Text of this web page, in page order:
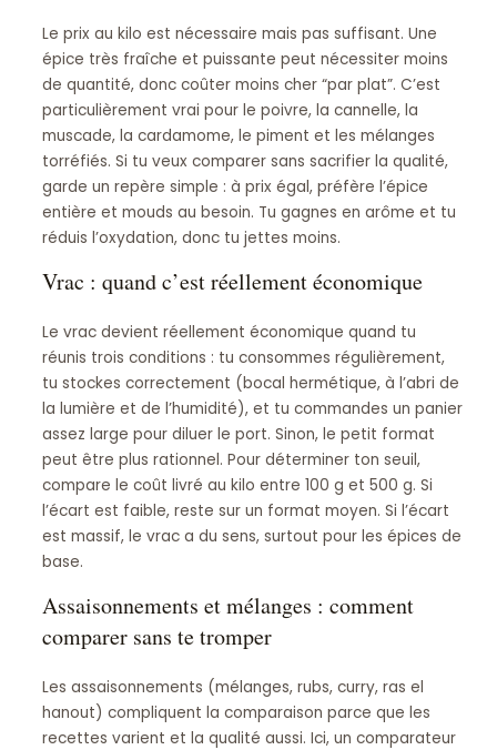
Le prix au kilo est nécessaire mais pas suffisant. Une
épice très fraîche et puissante peut nécessiter moins
de quantité, donc coûter moins cher “par plat”. C’est
particulièrement vrai pour le poivre, la cannelle, la
muscade, la cardamome, le piment et les mélanges
torréfiés. Si tu veux comparer sans sacrifier la qualité,
garde un repère simple : à prix égal, préfère l’épice
entière et mouds au besoin. Tu gagnes en arôme et tu
réduis l’oxydation, donc tu jettes moins.
Vrac : quand c’est réellement économique
Le vrac devient réellement économique quand tu
réunis trois conditions : tu consommes régulièrement,
tu stockes correctement (bocal hermétique, à l’abri de
la lumière et de l’humidité), et tu commandes un panier
assez large pour diluer le port. Sinon, le petit format
peut être plus rationnel. Pour déterminer ton seuil,
compare le coût livré au kilo entre 100 g et 500 g. Si
l’écart est faible, reste sur un format moyen. Si l’écart
est massif, le vrac a du sens, surtout pour les épices de
base.
Assaisonnements et mélanges : comment
comparer sans te tromper
Les assaisonnements (mélanges, rubs, curry, ras el
hanout) compliquent la comparaison parce que les
recettes varient et la qualité aussi. Ici, un comparateur